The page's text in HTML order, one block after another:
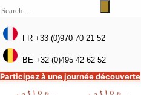
FR +33 (0)970 70 21 52
BE +32 (0)495 42 62 52
Participez à une journée découverte